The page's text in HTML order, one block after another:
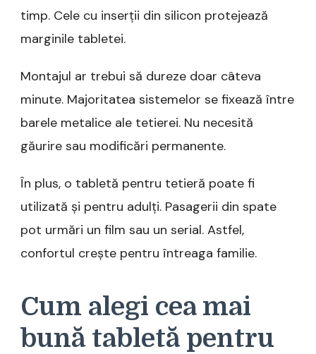
timp. Cele cu inserții din silicon protejează
marginile tabletei.
Montajul ar trebui să dureze doar câteva
minute. Majoritatea sistemelor se fixează între
barele metalice ale tetierei. Nu necesită
găurire sau modificări permanente.
În plus, o tabletă pentru tetieră poate fi
utilizată și pentru adulți. Pasagerii din spate
pot urmări un film sau un serial. Astfel,
confortul crește pentru întreaga familie.
Cum alegi cea mai
bună tabletă pentru